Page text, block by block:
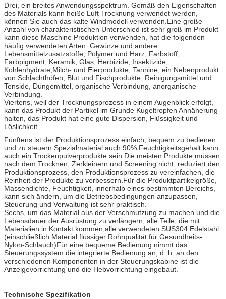
Drei, ein breites Anwendungsspektrum. Gemäß den Eigenschaften
des Materials kann heiße Luft Trocknung verwendet werden,
können Sie auch das kalte Windmodell verwenden.Eine große
Anzahl von charakteristischen Unterschied ist sehr groß im Produkt
kann diese Maschine Produktion verwenden, hat die folgenden
häufig verwendeten Arten: Gewürze und andere
Lebensmittelzusatzstoffe, Polymer und Harz, Farbstoff,
Farbpigment, Keramik, Glas, Herbizide, Insektizide,
Kohlenhydrate,Milch- und Eierprodukte, Tannine, ein Nebenprodukt
von Schlachthöfen, Blut und Fischprodukte, Reinigungsmittel und
Tenside, Düngemittel, organische Verbindung, anorganische
Verbindung.
Viertens, weil der Trocknungsprozess in einem Augenblick erfolgt,
kann das Produkt der Partikel im Grunde Kugeltropfen Annäherung
halten, das Produkt hat eine gute Dispersion, Flüssigkeit und
Löslichkeit.
Fünftens ist der Produktionsprozess einfach, bequem zu bedienen
und zu steuern.Spezialmaterial auch 90% Feuchtigkeitsgehalt kann
auch ein Trockenpulverprodukte sein.Die meisten Produkte müssen
nach dem Trocknen, Zerkleinern und Screening nicht, reduziert den
Produktionsprozess, den Produktionsprozess zu vereinfachen, die
Reinheit der Produkte zu verbessern.Für die Produktpartikelgröße,
Massendichte, Feuchtigkeit, innerhalb eines bestimmten Bereichs,
kann sich ändern, um die Betriebsbedingungen anzupassen,
Steuerung und Verwaltung ist sehr praktisch.
Sechs, um das Material aus der Verschmutzung zu machen und die
Lebensdauer der Ausrüstung zu verlängern, alle Teile, die mit
Materialien in Kontakt kommen,alle verwendeten SUS304 Edelstahl
(einschließlich Material flüssiger Rohrqualität für Gesundheits-
Nylon-Schlauch)Für eine bequeme Bedienung nimmt das
Steuerungssystem die integrierte Bedienung an, d. h. an den
verschiedenen Komponenten in der Steuerungskabine ist die
Anzeigevorrichtung und die Hebvorrichtung eingebaut.
Technische Spezifikation